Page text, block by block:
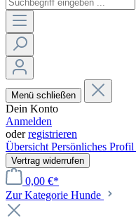
Menü schließen
Dein Konto
Anmelden
oderregistrieren
Übersicht Persönliches Profil
Vertrag widerrufen
0,00 €*
Zur Kategorie Hunde